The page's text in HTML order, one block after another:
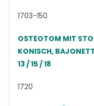
1703-150
OSTEOTOM MIT
KONISCH,
13 / 15 / 18
1720